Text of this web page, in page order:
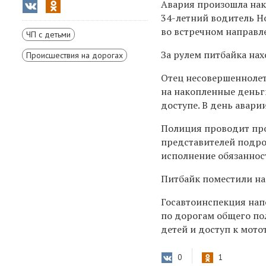
ЧП с детьми
Происшествия на дорогах
Авария произошла
34-летний водитель
во встречном
За рулем питбайка
Отец
на накопленные
доступе. В день
Полиция проводит
представителей
исполнение
Питбайк поместили
Госавтоинспекция
по дорогам общего
детей и доступ к
0 1